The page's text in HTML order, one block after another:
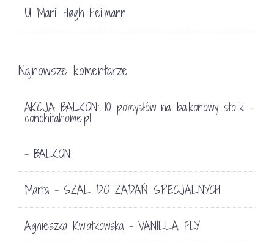
U Marii Høgh Heilmann
Najnowsze komentarze
AKCJA BALKON: 10 pomysłów na balkonowy stolik -
conchitahome.pl
- BALKON
Marta - SZAL DO ZADAŃ SPECJALNYCH
Agnieszka Kwiatkowska - VANILLA FLY